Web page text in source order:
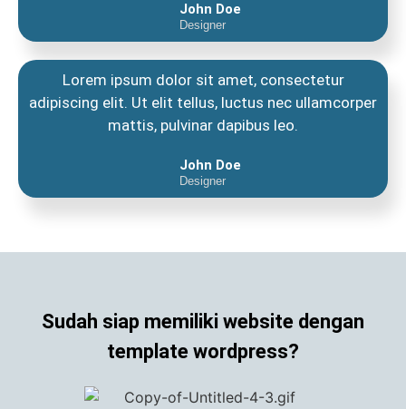
John Doe
Designer
Lorem ipsum dolor sit amet, consectetur
adipiscing elit. Ut elit tellus, luctus nec ullamcorper
mattis, pulvinar dapibus leo.
John Doe
Designer
Sudah siap memiliki website dengan
template wordpress?